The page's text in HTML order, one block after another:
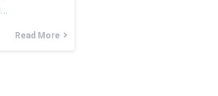
Read More